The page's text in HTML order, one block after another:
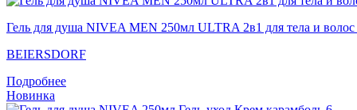
Гель для душа NIVEA MEN 250мл ULTRA 2в1 для тела и волос
BEIERSDORF
Подробнее
Новинка